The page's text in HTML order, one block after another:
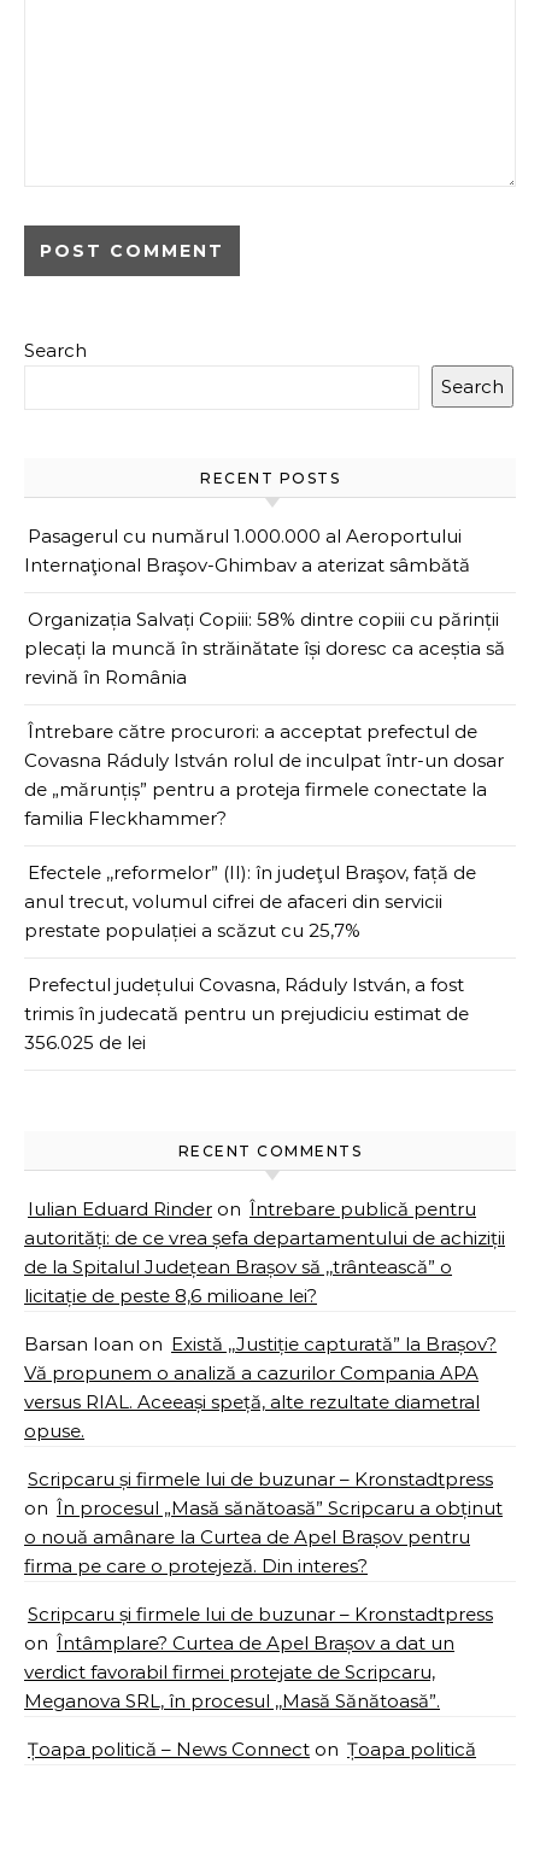
Search
Search
RECENT POSTS
Pasagerul cu numărul 1.000.000 al Aeroportului
Internaţional Braşov-Ghimbav a aterizat sâmbătă
Organizația Salvați Copiii: 58% dintre copiii cu părinții
plecați la muncă în străinătate își doresc ca aceștia să
revină în România
Întrebare către procurori: a acceptat prefectul de
Covasna Ráduly István rolul de inculpat într-un dosar
de „mărunțiș” pentru a proteja firmele conectate la
familia Fleckhammer?
Efectele ,,reformelor” (II): în judeţul Braşov, față de
anul trecut, volumul cifrei de afaceri din servicii
prestate populației a scăzut cu 25,7%
Prefectul județului Covasna, Ráduly István, a fost
trimis în judecată pentru un prejudiciu estimat de
356.025 de lei
RECENT COMMENTS
Iulian Eduard Rinder on Întrebare publică pentru
autorități: de ce vrea șefa departamentului de achiziții
de la Spitalul Județean Brașov să ,,trântească” o
licitație de peste 8,6 milioane lei?
Barsan Ioan on Există ,,Justiție capturată” la Brașov?
Vă propunem o analiză a cazurilor Compania APA
versus RIAL. Aceeași speță, alte rezultate diametral
opuse.
Scripcaru și firmele lui de buzunar – Kronstadtpress
on În procesul „Masă sănătoasă” Scripcaru a obținut
o nouă amânare la Curtea de Apel Brașov pentru
firma pe care o protejeză. Din interes?
Scripcaru și firmele lui de buzunar – Kronstadtpress
on Întâmplare? Curtea de Apel Brașov a dat un
verdict favorabil firmei protejate de Scripcaru,
Meganova SRL, în procesul ,,Masă Sănătoasă”.
Țoapa politică – News Connect on Țoapa politică